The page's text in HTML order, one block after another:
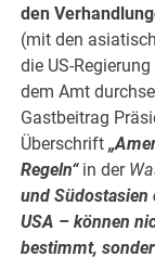
den
(mit den
die US-
dem Amt
Gastbeitrag
Überschrift
Regeln“in der
und Südostasien
USA – können
bestimmt,